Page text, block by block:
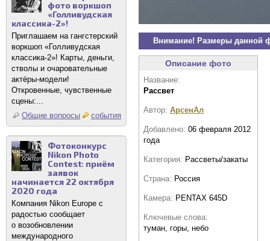
фото воркшоп
«Голливудская
классика-2»!
Приглашаем на гангстерский
воркшоп «Голливудская
классика-2»! Карты, деньги,
стволы и очаровательные
актёры-модели!
Откровенные, чувственные
сцены:...
Общие вопросы
события
Фотоконкурс
Nikon Photo
Contest: приём
заявок
начинается 22 октября
2020 года
Компания Nikon Europe с
радостью сообщает
о возобновлении
международного
Внимание! Размеры данной
Описание фото
Название:
Рассвет
Автор: АрсенАл
Добавлено: 06 февраля 2012
года
Категория: Рассветы/закаты
Страна: Россия
Камера: PENTAX 645D
Ключевые слова:
туман, горы, небо